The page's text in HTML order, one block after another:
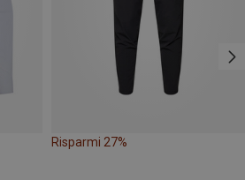
Risparmi 27%